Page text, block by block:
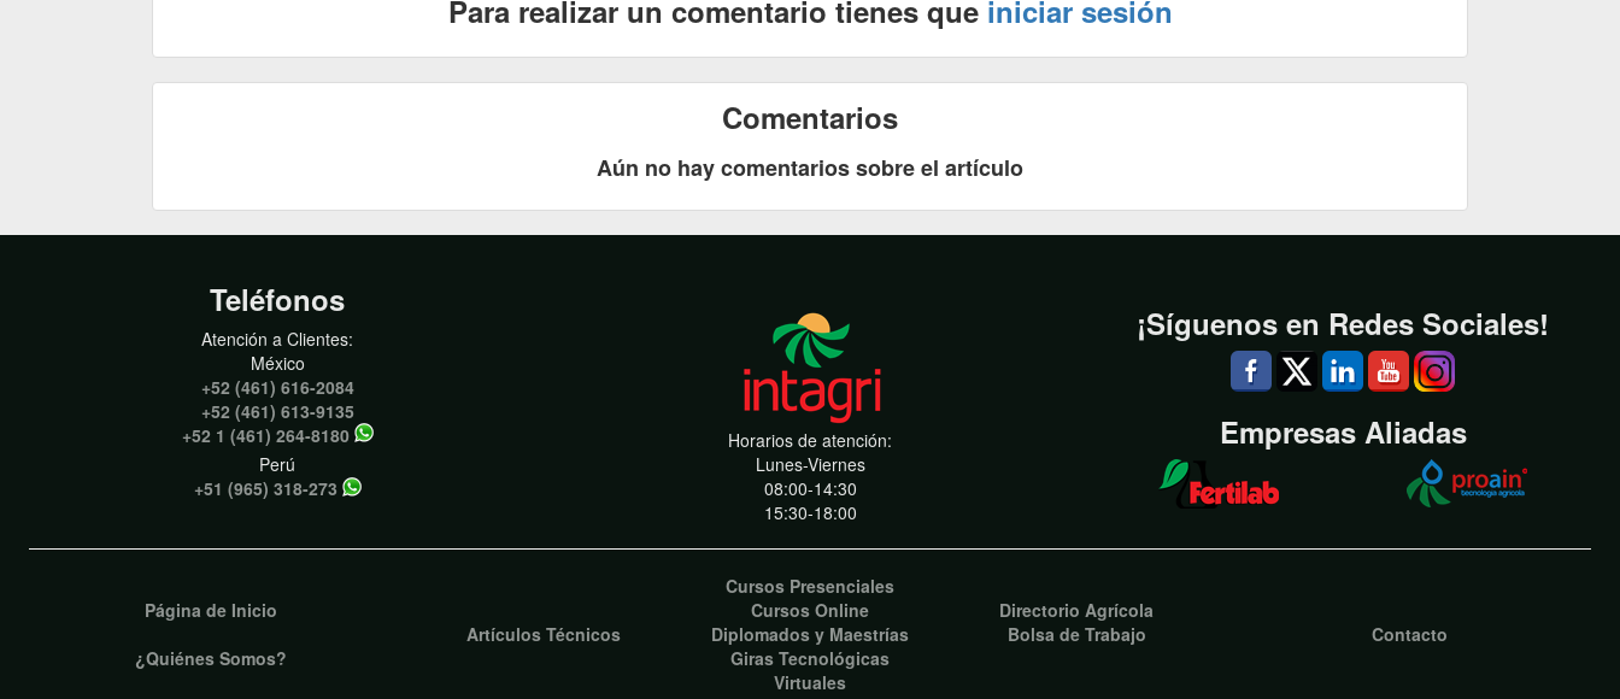
Para realizar un comentario tienes que iniciar sesión
Comentarios
Aún no hay comentarios sobre el artículo
Teléfonos
Atención a Clientes:
México
+52 (461) 616-2084
+52 (461) 613-9135
+52 1 (461) 264-8180
Perú
+51 (965) 318-273
Horarios de atención:
Lunes-Viernes
08:00-14:30
15:30-18:00
¡Síguenos en Redes Sociales!
Empresas Aliadas
Página de Inicio
¿Quiénes Somos?
Artículos Técnicos
Cursos Presenciales
Cursos Online
Diplomados y Maestrías
Giras Tecnológicas
Virtuales
Directorio Agrícola
Bolsa de Trabajo
Contacto